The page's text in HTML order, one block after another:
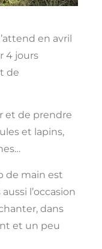
en avril
4 jours
de
et de prendre
et lapins,
de main est
l’occasion
dans
et un peu